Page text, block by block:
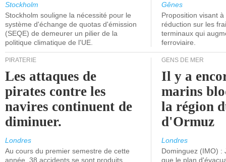
Stockholm
Stockholm souligne la nécessité pour le
système d'échange de quotas d'émission
(SEQE) de demeurer un pilier de la
politique climatique de l'UE.
Gênes
Proposition visant
réduction sur les
terminaux qui
ferroviaire.
PIRATERIE
Les attaques de
pirates contre les
navires continuent de
diminuer.
Londres
Au cours du premier semestre de cette
année, 38 accidents se sont produits,
GENS DE MER
Il y a
marins
la région
d'Ormuz
Londres
Dominguez (IMO) :
que le plan